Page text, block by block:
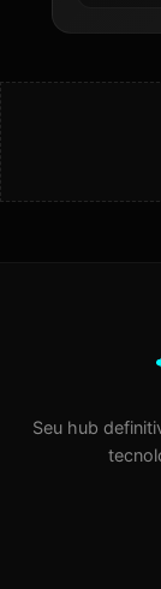
Seu hub